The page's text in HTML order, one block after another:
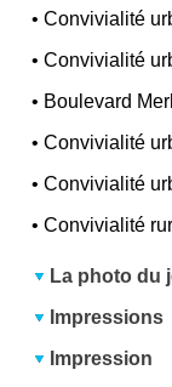
•Convivialité
•Convivialité
• Boulevard
•Convivialité
•Convivialité
•Convivialité
La photo du
Impressions
Impression